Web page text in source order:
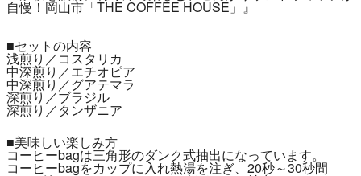
自慢！岡山市「THE COFFEE HOUSE」 』
■セットの内容
浅煎り／コスタリカ
中深煎り／エチオピア
中深煎り／グアテマラ
深煎り／ブラジル
深煎り／タンザニア
■美味しい楽しみ方
コーヒーbagは三角形のダンク式抽出になっています。
コーヒーbagをカップに入れ熱湯を注ぎ、20秒～30秒間